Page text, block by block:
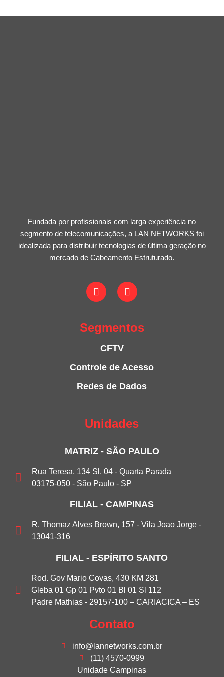
Fundada por profissionais com larga experiência no
segmento de telecomunicações, a LAN NETWORKS foi
idealizada para distribuir tecnologias de última geração no
mercado de Cabeamento Estruturado.
Segmentos
CFTV
Controle de Acesso
Redes de Dados
Unidades
MATRIZ - SÃO PAULO
Rua Teresa, 134 Sl. 04 - Quarta Parada
03175-050 - São Paulo - SP
FILIAL - CAMPINAS
R. Thomaz Alves Brown, 157 - Vila Joao Jorge -
13041-316
FILIAL - ESPÍRITO SANTO
Rod. Gov Mario Covas, 430 KM 281
Gleba 01 Gp 01 Pvto 01 Bl 01 Sl 112
Padre Mathias - 29157-100 – CARIACICA – ES
Contato
info@lannetworks.com.br
(11) 4570-0999
Unidade Campinas